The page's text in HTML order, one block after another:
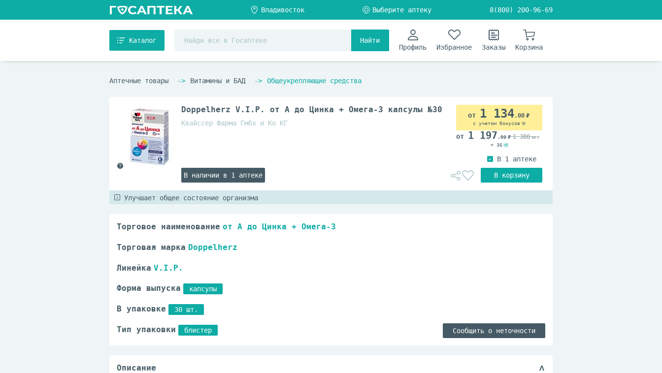
8(800) 200-96-69
Каталог
Найти
Профиль
Избранное Заказы Корзина
Аптечные товары Витамины и БАД Общеукрепляющие средства
Doppelherz V.I.P. от А до Цинка + Омега-3 капсулы №30
Квайссер Фарма Гмбх и Ко КГ
В наличии в 1 аптеке
1 134.00
с учетом бонусов
1 197 .00 1 380.00
+ 36
Улучшает общее состояние организма
Торговое наименование от А до Цинка + Омега-3
Торговая марка Doppelherz
Линейка V.I.P.
Форма выпуска капсулы
В упаковке 30 шт.
Тип упаковки блистер Сообщить о неточности
Описание